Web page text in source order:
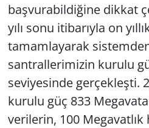
başvurabildiğine dikkat
yılı sonu itibarıyla on
tamamlayarak
santrallerimizin kurulu
seviyesinde gerçekleşti.
kurulu güç 833
verilerin, 100